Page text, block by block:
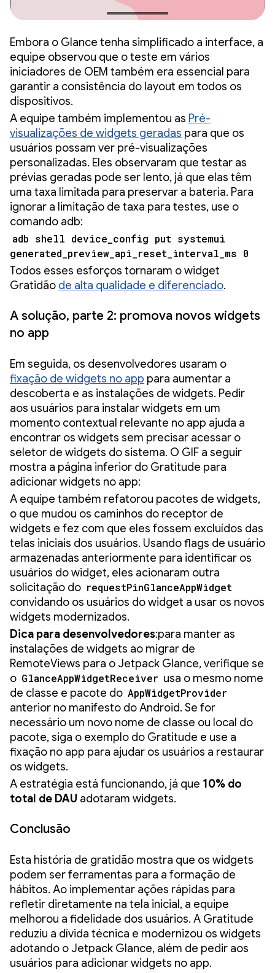
Embora o Glance tenha simplificado a interface, a
equipe observou que o teste em vários
iniciadores de OEM também era essencial para
garantir a consistência do layout em todos os
dispositivos.
A equipe também implementou as Pré-
visualizações de widgets geradas para que os
usuários possam ver pré-visualizações
personalizadas. Eles observaram que testar as
prévias geradas pode ser lento, já que elas têm
uma taxa limitada para preservar a bateria. Para
ignorar a limitação de taxa para testes, use o
comando adb:
adb shell device_config put systemui
generated_preview_api_reset_interval_ms 0
Todos esses esforços tornaram o widget
Gratidão de alta qualidade e diferenciado.
A solução, parte 2: promova novos widgets
no app
Em seguida, os desenvolvedores usaram o
fixação de widgets no app para aumentar a
descoberta e as instalações de widgets. Pedir
aos usuários para instalar widgets em um
momento contextual relevante no app ajuda a
encontrar os widgets sem precisar acessar o
seletor de widgets do sistema. O GIF a seguir
mostra a página inferior do Gratitude para
adicionar widgets no app:
A equipe também refatorou pacotes de widgets,
o que mudou os caminhos do receptor de
widgets e fez com que eles fossem excluídos das
telas iniciais dos usuários. Usando flags de usuário
armazenadas anteriormente para identificar os
usuários do widget, eles acionaram outra
solicitação do requestPinGlanceAppWidget
convidando os usuários do widget a usar os novos
widgets modernizados.
Dica para desenvolvedores:para manter as
instalações de widgets ao migrar de
RemoteViews para o Jetpack Glance, verifique se
o GlanceAppWidgetReceiver usa o mesmo nome
de classe e pacote do AppWidgetProvider
anterior no manifesto do Android. Se for
necessário um novo nome de classe ou local do
pacote, siga o exemplo do Gratitude e use a
fixação no app para ajudar os usuários a restaurar
os widgets.
A estratégia está funcionando, já que 10% do
total de DAU adotaram widgets.
Conclusão
Esta história de gratidão mostra que os widgets
podem ser ferramentas para a formação de
hábitos. Ao implementar ações rápidas para
refletir diretamente na tela inicial, a equipe
melhorou a fidelidade dos usuários. A Gratitude
reduziu a dívida técnica e modernizou os widgets
adotando o Jetpack Glance, além de pedir aos
usuários para adicionar widgets no app.